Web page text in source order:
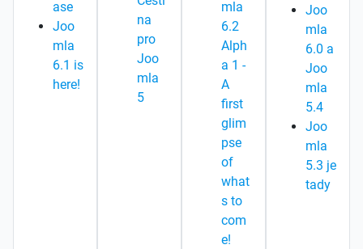
ase
Joo
mla
6.1 is
here!
na
pro
Joo
mla
5
mla
6.2
Alph
a 1 -
A
first
glim
pse
of
what
s to
com
e!
Joo
mla
6.0 a
Joo
mla
5.4
Joo
mla
5.3 je
tady